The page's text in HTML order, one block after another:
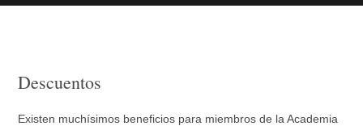
Descuentos
Existen muchísimos beneficios para miembros de la Academia